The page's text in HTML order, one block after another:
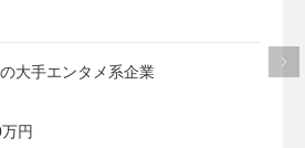
大手エンタメ系企業
円